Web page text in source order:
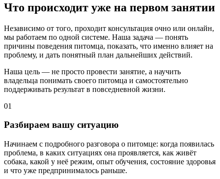
Что происходит уже на первом занятии
Независимо от того, проходит консультация очно или онлайн,
мы работаем по одной системе. Наша задача — понять
причины поведения питомца, показать, что именно влияет на
проблему, и дать понятный план дальнейших действий.
Наша цель — не просто провести занятие, а научить
владельца понимать своего питомца и самостоятельно
поддерживать результат в повседневной жизни.
01
Разбираем вашу ситуацию
Начинаем с подробного разговора о питомце: когда появилась
проблема, в каких ситуациях она проявляется, как живёт
собака, какой у неё режим, опыт обучения, состояние здоровья
и что уже предпринималось раньше.